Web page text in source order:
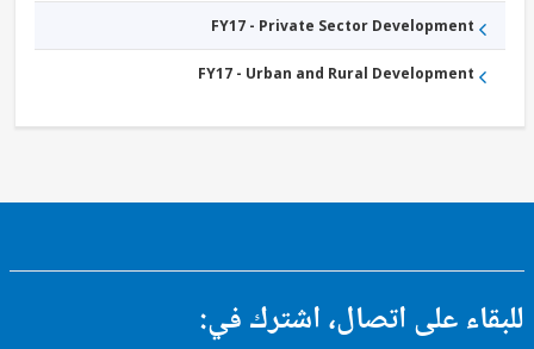
FY17 - Private Sector Development
FY17 - Urban and Rural Development
على اتصال، اشترك في: